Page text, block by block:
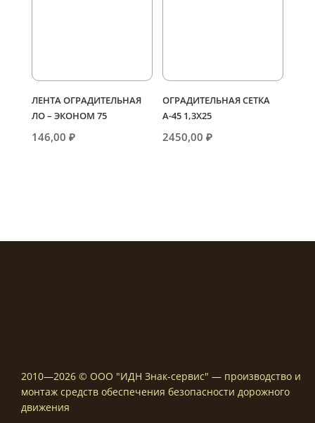
ЛЕНТА ОГРАДИТЕЛЬНАЯ
ЛО – ЭКОНОМ 75
146,00 ₽
ОГРАДИТЕЛЬНАЯ СЕТКА
А-45 1,3Х25
2450,00₽
2010—2026 © ООО "ИДН Знак-сервис" — производство и
монтаж средств обеспечения безопасности дорожного
движения